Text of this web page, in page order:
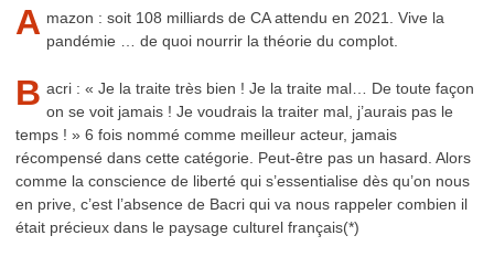
A mazon : soit 108 milliards de CA attendu en 2021. Vive la
pandémie … de quoi nourrir la théorie du complot.
B acri : « Je la traite très bien ! Je la traite mal… De toute façon
on se voit jamais ! Je voudrais la traiter mal, j’aurais pas le
temps ! » 6 fois nommé comme meilleur acteur, jamais
récompensé dans cette catégorie. Peut-être pas un hasard. Alors
comme la conscience de liberté qui s’essentialise dès qu’on nous
en prive, c’est l’absence de Bacri qui va nous rappeler combien il
était précieux dans le paysage culturel français(*)